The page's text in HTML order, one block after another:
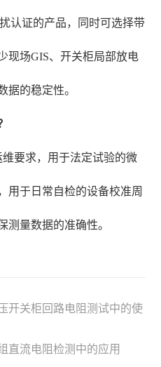
认证的产品，同时可选择带
现场GIS、开关柜局部放电
据的稳定性。
要求，用于法定试验的微
用于日常自检的设备校准周
测量数据的准确性。
开关柜回路电阻测试中的使
直流电阻检测中的应用